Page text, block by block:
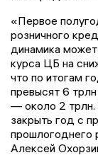
«Первое
розничного
динамика может
курса ЦБ на
что по итогам
превысят 6
— около 2 трлн.
закрыть год с
прошлогоднего
Алексей